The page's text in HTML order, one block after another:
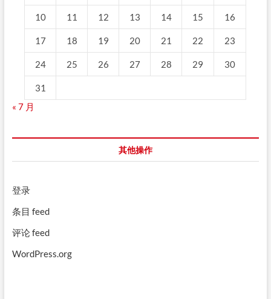
10 11 12 13 14 15 16
17 18 19 20 21 22 23
24 25 26 27 28 29 30
31
« 7 月
其他操作
登录
条目 feed
评论 feed
WordPress.org